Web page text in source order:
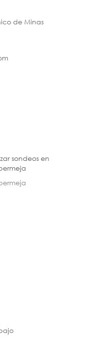
de Minas
sondeos en